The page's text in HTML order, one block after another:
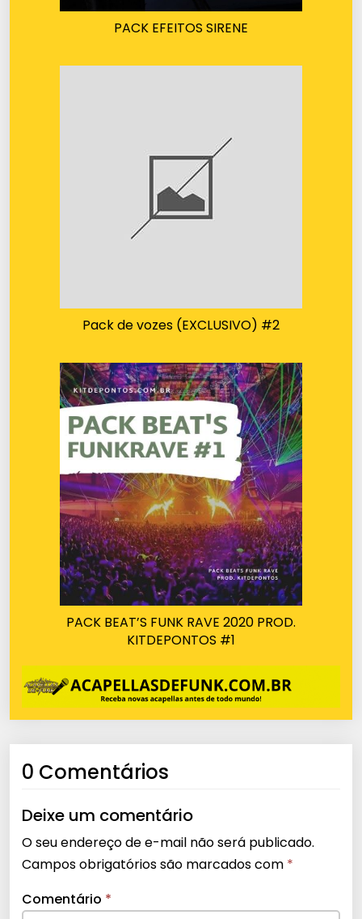
PACK EFEITOS SIRENE
Pack de vozes (EXCLUSIVO) #2
PACK BEAT’S FUNK RAVE 2020 PROD.
KITDEPONTOS #1
0 Comentários
Deixe um comentário
O seu endereço de e-mail não será publicado.
Campos obrigatórios são marcados com *
Comentário *